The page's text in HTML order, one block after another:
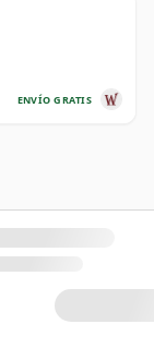
ENVÍO GRATIS